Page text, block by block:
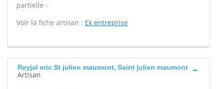
partielle -
Voir la fiche artisan : Ek entreprise
Reyjal eric St julien maumont, Saint julien maumont
Artisan